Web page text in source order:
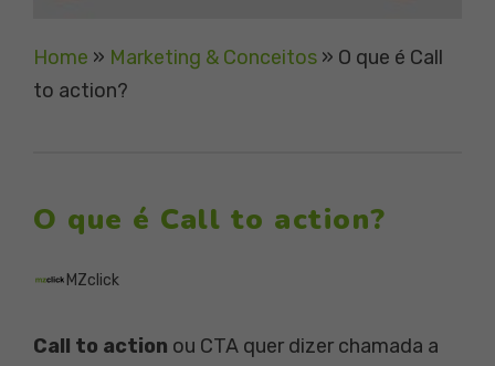
Home » Marketing & Conceitos » O que é Call
to action?
O que é Call to action?
MZclick
Call to action ou CTA quer dizer chamada a